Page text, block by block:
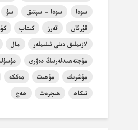
سودا سودا - سېتىق سۇ
قۇرئان
قەرز كىتاب
لازىملىق دىنى ئىلىملەر
مال
مۇجتەھىدلەرنىڭ دەۋرى
مۇشرىك
مۇھىت مەككە
نىكاھ
ھىجرەت ھەج